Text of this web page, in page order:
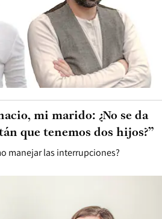
manejar las interrupciones?
mi marido: ¿No se da
que tenemos dos hijos?”